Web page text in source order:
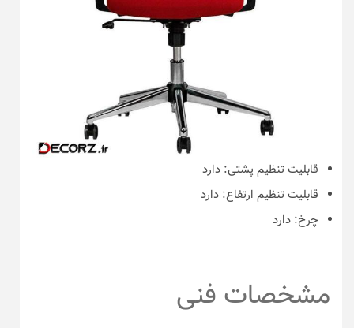
قابلیت تنظیم پشتی: دارد
قابلیت تنظیم ارتفاع: دارد
چرخ: دارد
مشخصات فنی